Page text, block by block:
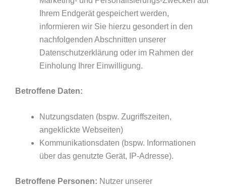
Ihrem Endgerät gespeichert werden,
informieren wir Sie hierzu gesondert in den
nachfolgenden Abschnitten unserer
Datenschutzerklärung oder im Rahmen der
Einholung Ihrer Einwilligung.
Betroffene Daten:
Nutzungsdaten (bspw. Zugriffszeiten,
angeklickte Webseiten)
Kommunikationsdaten (bspw. Informationen
über das genutzte Gerät, IP-Adresse).
Betroffene Personen: Nutzer unserer